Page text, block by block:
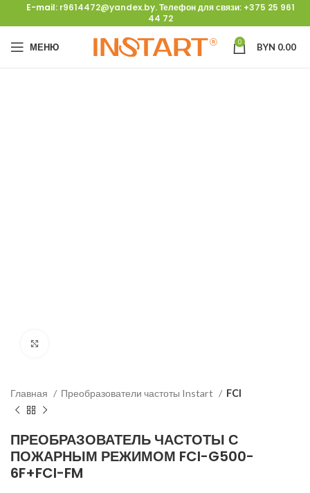
E-mail: r9614472@yandex.by. Телефон для связи: +375 25 961
44 72
МЕНЮ 0 BYN 0.00
Главная Преобразователи частоты Instart FCI
ПРЕОБРАЗОВАТЕЛЬ ЧАСТОТЫ С
ПОЖАРНЫМ РЕЖИМОМ FCI-G500-
6F+FCI-FM